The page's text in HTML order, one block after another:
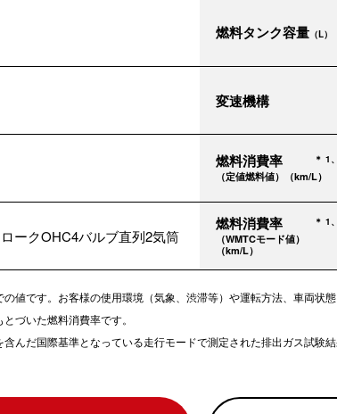
ークOHC4バルブ直列2気筒
燃料タンク容量 （L）
変速機構
燃料消費率 ＊ 1
（定値燃料値）（km/L）
燃料消費率 ＊ 1
（WMTCモード値）
（km/L）
値です。お客様の使用環境（気象、渋滞等）や運転方法、車両状
づいた燃料消費率です。
んだ国際基準となっている走行モードで測定された排出ガス試験